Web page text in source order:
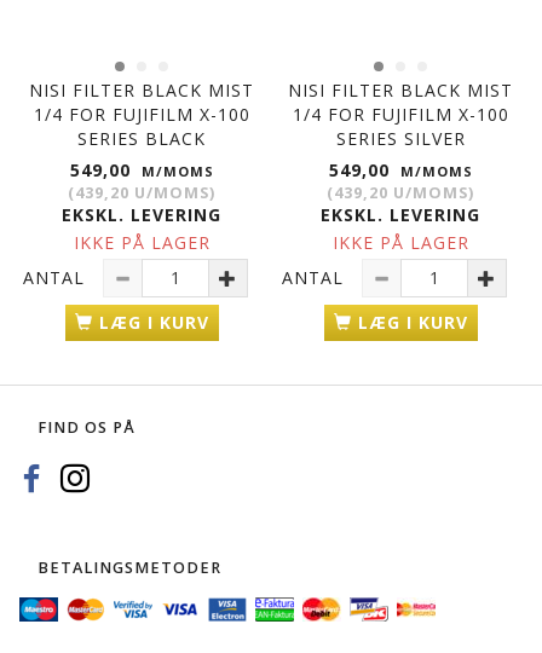
NISI FILTER BLACK MIST
1/4 FOR FUJIFILM X-100
SERIES BLACK
549,00
M/MOMS
(439,20 U/MOMS)
EKSKL. LEVERING
IKKE PÅ LAGER
ANTAL
LÆG I KURV
NISI FILTER BLACK MIST
1/4 FOR FUJIFILM X-100
SERIES SILVER
549,00
M/MOMS
(439,20 U/MOMS)
EKSKL. LEVERING
IKKE PÅ LAGER
ANTAL
LÆG I KURV
FIND OS PÅ
BETALINGSMETODER